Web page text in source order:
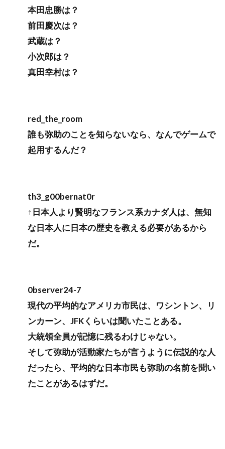
本田忠勝は？
前田慶次は？
武蔵は？
小次郎は？
真田幸村は？
red_the_room
誰も弥助のことを知らないなら、なんでゲームで
起用するんだ？
th3_g00bernat0r
↑日本人より賢明なフランス系カナダ人は、無知
な日本人に日本の歴史を教える必要があるから
だ。
0bserver24-7
現代の平均的なアメリカ市民は、ワシントン、リ
ンカーン、JFKくらいは聞いたことある。
大統領全員が記憶に残るわけじゃない。
そして弥助が活動家たちが言うように伝説的な人
だったら、平均的な日本市民も弥助の名前を聞い
たことがあるはずだ。